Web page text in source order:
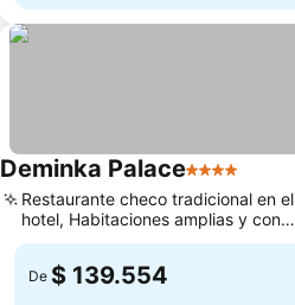
Deminka Palace4 Estrellas
Restaurante checo tradicional en el
hotel, Habitaciones amplias y con
diseño único
De $ 139.554